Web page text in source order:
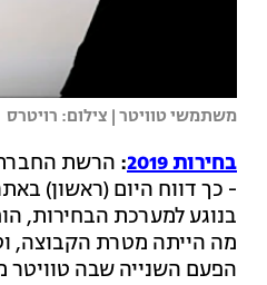
משתמשי טוויטר | צילום: רויטרס
בחירות 2019 :
- כך דווח היום (ראשון)
בנוגע למערכת הבחירות,
מה הייתה מטרת הקבוצה,
הפעם השנייה שבה טוויטר